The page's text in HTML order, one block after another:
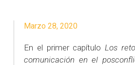
Marzo 28, 2020
En el primer capítuloLos
comunicación en el